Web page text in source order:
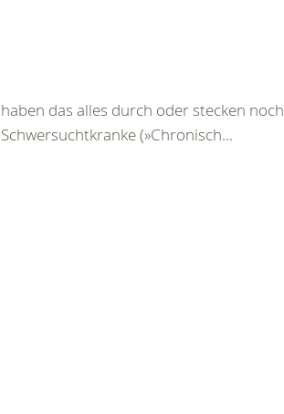
das alles durch oder stecken noch
(»Chronisch...